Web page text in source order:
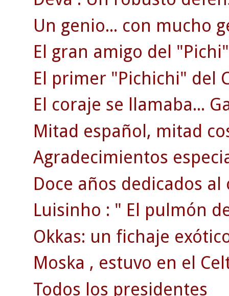
Un genio... con mucho
El gran amigo del
El primer "Pichichi" del
El coraje se llamaba...
Mitad español, mitad
Agradecimientos
Doce años dedicados
Luisinho : " El pulmón
Okkas: un fichaje
Moska , estuvo en el
Todos los presidentes